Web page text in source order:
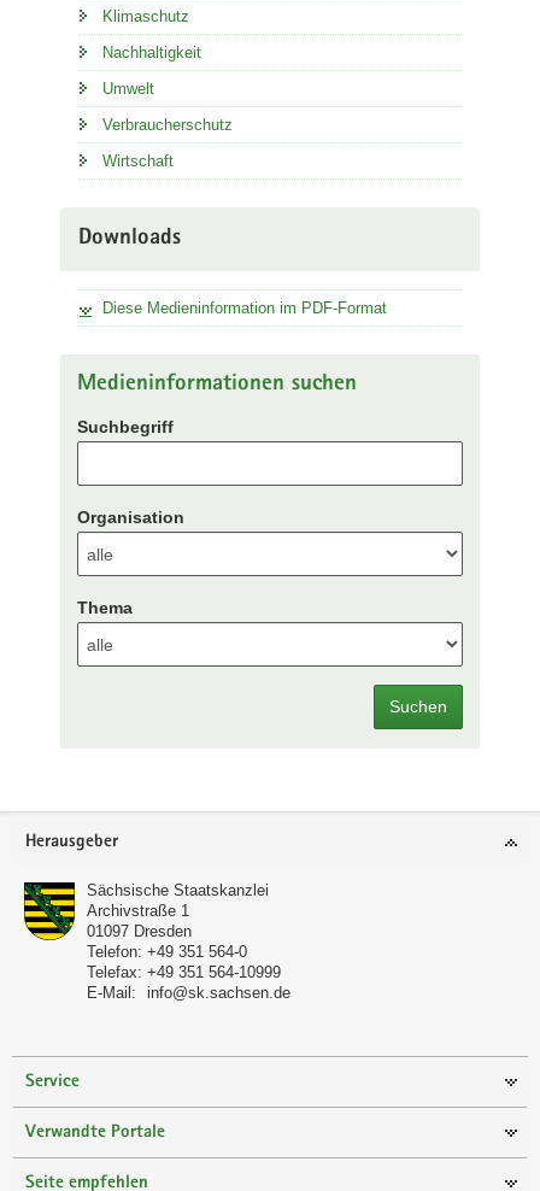
Klimaschutz
Nachhaltigkeit
Umwelt
Verbraucherschutz
Wirtschaft
Downloads
Diese Medieninformation im PDF-Format
Medieninformationen suchen
Suchbegriff
Organisation
Thema
Suchen
Footer-
Herausgeber
Sächsische Staatskanzlei
Archivstraße 1
01097 Dresden
Telefon: +49 351 564-0
Telefax: +49 351 564-10999
E-Mail:
info@sk.sachsen.de
Service
Verwandte Portale
Seite empfehlen